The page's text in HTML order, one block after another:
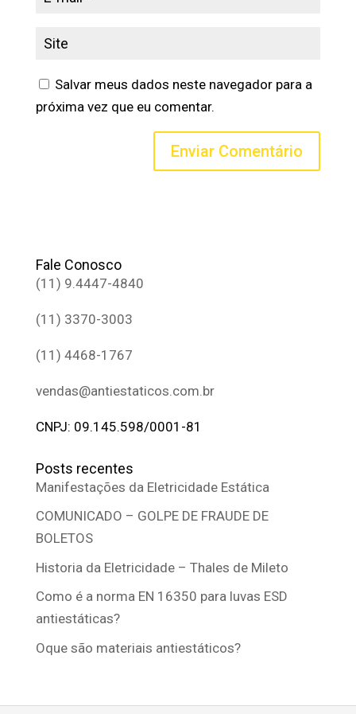
Salvar meus dados neste navegador para a
próxima vez que eu comentar.
Fale Conosco
(11) 9.4447-4840
(11) 3370-3003
(11) 4468-1767
vendas@antiestaticos.com.br
CNPJ: 09.145.598/0001-81
Posts recentes
Manifestações da Eletricidade Estática
COMUNICADO – GOLPE DE FRAUDE DE
BOLETOS
Historia da Eletricidade – Thales de Mileto
Como é a norma EN 16350 para luvas ESD
antiestáticas?
Oque são materiais antiestáticos?